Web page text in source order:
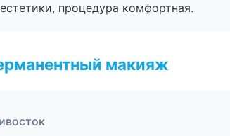
процедура комфортная.
макияж